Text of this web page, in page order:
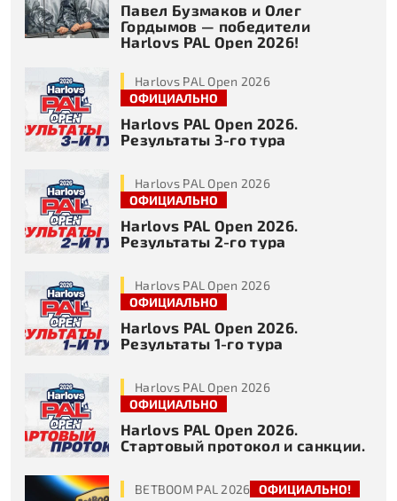
Павел Бузмаков и Олег
Гордымов — победители
Harlovs PAL Open 2026!
Harlovs PAL Open 2026
ОФИЦИАЛЬНО
Harlovs PAL Open 2026.
Результаты 3-го тура
Harlovs PAL Open 2026
ОФИЦИАЛЬНО
Harlovs PAL Open 2026.
Результаты 2-го тура
Harlovs PAL Open 2026
ОФИЦИАЛЬНО
Harlovs PAL Open 2026.
Результаты 1-го тура
Harlovs PAL Open 2026
ОФИЦИАЛЬНО
Harlovs PAL Open 2026.
Стартовый протокол и санкции.
BETBOOM PAL 2026 ОФИЦИАЛЬНО!